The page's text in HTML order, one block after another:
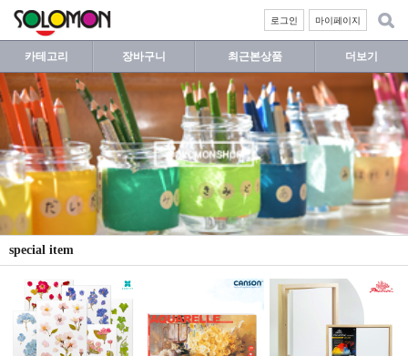
마이페이지
로그인
카테고리 장바구니 최근본상품 더보기
special item